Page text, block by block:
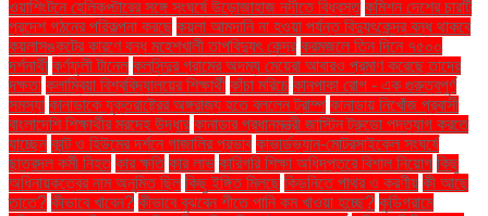
ওয়াশিংটনে হেলিকপ্টারের সঙ্গে সংঘর্ষে উড়োজাহাজ নদীতে বিধ্বস্ত কমিশন দেশের চারটি
প্রদেশ গঠনের পরিকল্পনা করছে কয়লা আমদানি না হওয়া পর্যন্ত বিদ্যুৎকেন্দ্র বন্ধ থাকবে
কয়লাসঙ্কটের কারণে বন্ধ মহেশখালী তাপবিদ্যুৎ কেন্দ্র করমজলে তিন দিনে ৭৫০০
দর্শনার্থী কর্ণফুলী টানেল কলসিন্দুর গ্রামের অদম্য মেয়েরা আবারও প্রমাণ করেছে তাদের
দক্ষতা কলাম্বিয়া বিশ্ববিদ্যালয়ের শিক্ষার্থী কাঁচা মরিচে কানপাকা রোগ - এক গুরুত্বপুর্ণ
সমস্যা কানাডাকে যুক্তরাষ্ট্রের অঙ্গরাজ্য হতে বললেন ট্রাম্প কানাডায় নিখোঁজ প্রবাসী
বাংলাদেশি শিক্ষার্থীর মরদেহ উদ্ধার কানাডার প্রধানমন্ত্রী জাস্টিন ট্রুডো পদত্যাগ করতে
যাচ্ছেন কান্ট ও হিউমের দর্শনে গাজালির প্রভাব কাভার্ডভ্যান-মোটরসাইকেল সংঘর্ষে
ছাত্রদল কর্মী নিহত কার ক্ষতি কার লাভ কারিগরি শিক্ষা অধিদপ্তরে বিশাল নিয়োগ কিছু
অধিনায়কত্বের নাম অনুমিত ছিল কিছু ইঙ্গিত মিলছে কিডনিতে পাথর ও করণীয় কী আছে
তাতে? কীভাবে খাবেন? কীভাবে বুঝবেন শীতে পানি কম খাওয়া হচ্ছে? কুড়িগ্রামে